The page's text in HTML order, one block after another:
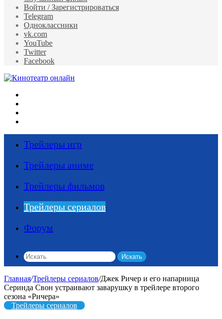
Войти / Зарегистрироваться
Telegram
Одноклассники
vk.com
YouTube
Twitter
Facebook
Трейлеры игр
Трейлеры аниме
Трейлеры фильмов
Трейлеры сериалов
Форум
Искать
Главная/Трейлеры сериалов/Джек Ричер и его напарница
Серинда Свон устраивают заварушку в трейлере второго
сезона «Ричера»
Трейлеры сериалов